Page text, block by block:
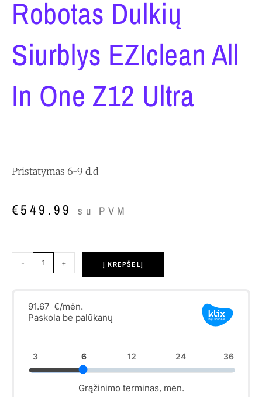
Robotas Dulkių
Siurblys EZIclean All
In One Z12 Ultra
Pristatymas 6-9 d.d
€549.99 su PVM
- + Į KREPŠELĮ